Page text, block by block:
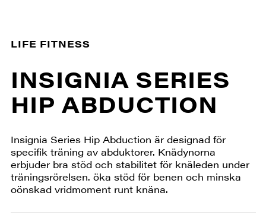
LIFE FITNESS
INSIGNIA SERIES
HIP ABDUCTION
Insignia Series Hip Abduction är designad för
specifik träning av abduktorer. Knädynorna
erbjuder bra stöd och stabilitet för knäleden under
träningsrörelsen. öka stöd för benen och minska
oönskad vridmoment runt knäna.